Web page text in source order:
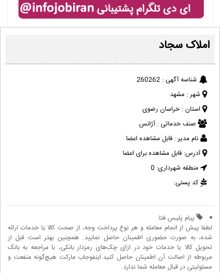
املاک سجاد
شناسه آگهی : 260262
شهر : مشهد
استان : خراسان رضوی
صنف خدماتی : آژانس
نام مدیر : قابل مشاهده اعضا
آدرس: قابل مشاهده برای اعضا
منطقه شهرداری: 0
کد پستی:
پیام پلیس فتا:
لطفا پیش از انجام معامله و هر نوع پرداخت وجه، از صحت کالا یا خدمات ارائه
شده، به صورت حضوری اطمینان حاصل نمایید. همچنین بهتر است قبل از
تحویل کالا یا خدمات خود در ازای چک‌های رمزدار بانکی، با مراجعه به بانک
مربوطه از اصالت آن اطمینان حاصل کنید.اینفوجاب مارکت هیچ‌گونه منفعت و
مسئولیتی در قبال معامله شما ندارد.